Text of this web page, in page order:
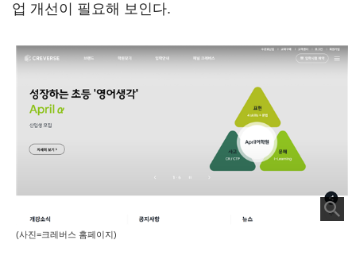
업 개선이 필요해 보인다.
(사진=크레버스 홈페이지)